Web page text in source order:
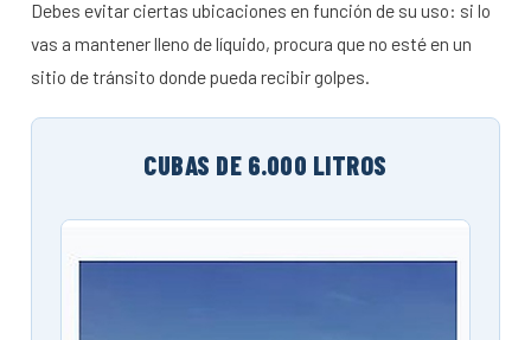
Debes evitar ciertas ubicaciones en función de su uso: si lo
vas a mantener lleno de líquido, procura que no esté en un
sitio de tránsito donde pueda recibir golpes.
CUBAS DE 6.000 LITROS